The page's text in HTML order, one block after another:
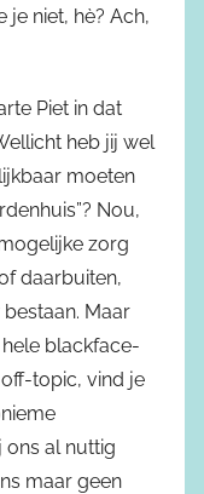
je niet, hè? Ach,
Piet in dat
heb jij wel
moeten
Nou,
zorg
daarbuiten,
Maar
blackface-
topic, vind je
ons al nuttig
maar geen